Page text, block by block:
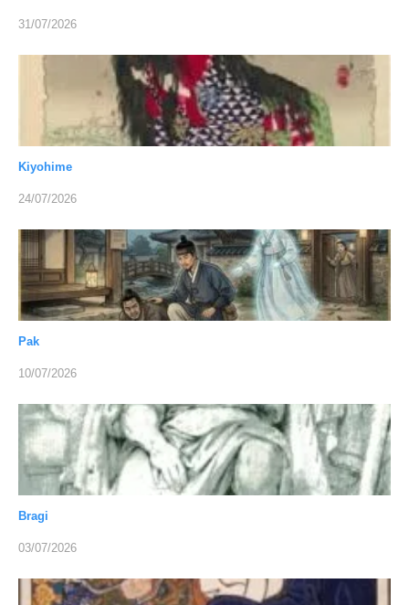
31/07/2026
Kiyohime
24/07/2026
Pak
10/07/2026
Bragi
03/07/2026